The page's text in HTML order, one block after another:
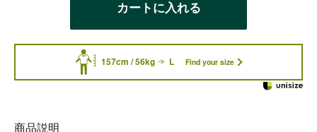
カートに入れる
157cm / 56kg L Find your size
商品説明